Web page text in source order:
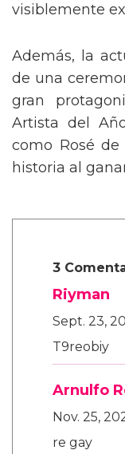
visiblemente
Además, la
de una
gran
Artista del
como Rosé de
historia al
3
Riyman
Sept. 23,
T9reobiy
Arnulfo
Nov. 25,
re gay